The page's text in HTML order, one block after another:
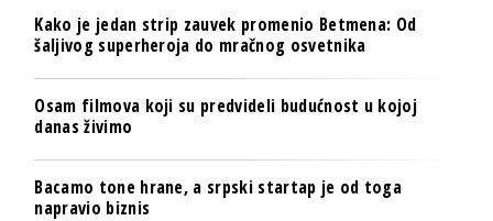
Kako je jedan strip zauvek promenio Betmena: Od
šaljivog superheroja do mračnog osvetnika
Osam filmova koji su predvideli budućnost u kojoj
danas živimo
Bacamo tone hrane, a srpski startap je od toga
napravio biznis